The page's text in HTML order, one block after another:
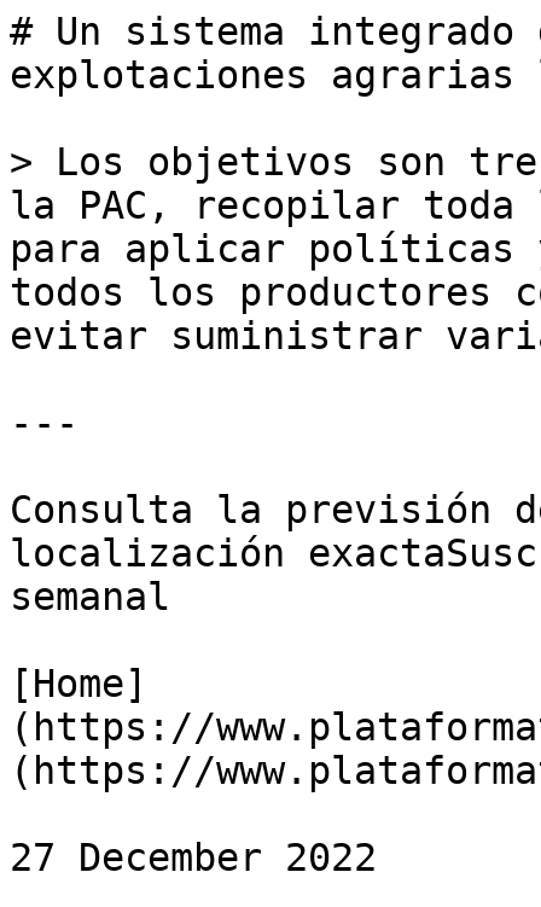
# Un sistema
explotaciones agrarias
> Los objetivos son
la PAC, recopilar toda
para aplicar políticas
todos los productores
evitar suministrar
---
Consulta la previsión
localización
semanal
[Home]
(https://
(https://
27 December 2022